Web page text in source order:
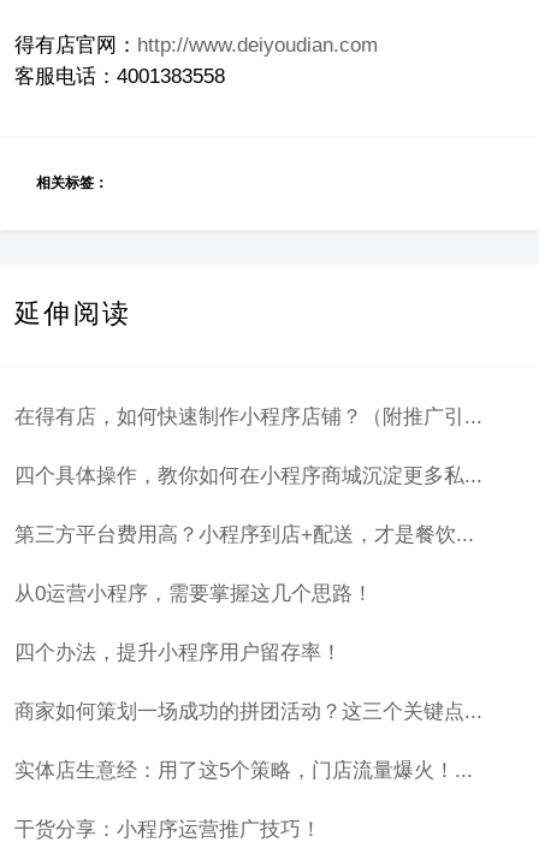
得有店官网： http://www.deiyoudian.com
客服电话：4001383558
相关标签：
延伸阅读
在得有店，如何快速制作小程序店铺？（附推广引...
四个具体操作，教你如何在小程序商城沉淀更多私...
第三方平台费用高？小程序到店+配送，才是餐饮...
从0运营小程序，需要掌握这几个思路！
四个办法，提升小程序用户留存率！
商家如何策划一场成功的拼团活动？这三个关键点...
实体店生意经：用了这5个策略，门店流量爆火！...
干货分享：小程序运营推广技巧！